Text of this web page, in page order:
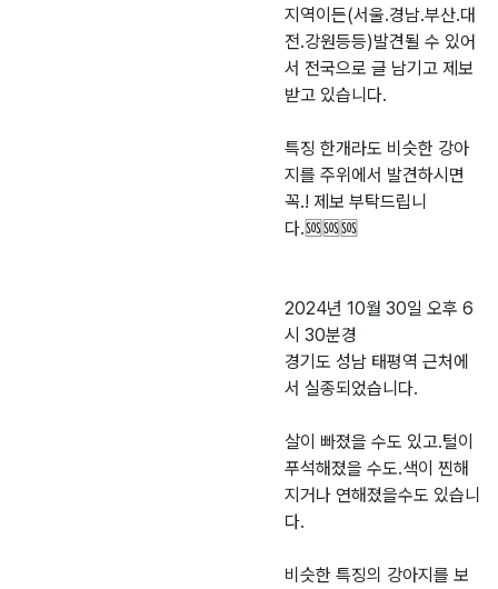
지역이든(서울.경남.부산.대
전.강원등등)발견될 수 있어
서 전국으로 글 남기고 제보
받고 있습니다.
특징 한개라도 비슷한 강아
지를 주위에서 발견하시면
꼭.! 제보 부탁드립니
다.🆘️🆘️🆘️
2024년 10월 30일 오후 6
시 30분경
경기도 성남 태평역 근처에
서 실종되었습니다.
살이 빠졌을 수도 있고.털이
푸석해졌을 수도.색이 찐해
지거나 연해졌을수도 있습니
다.
비슷한 특징의 강아지를 보